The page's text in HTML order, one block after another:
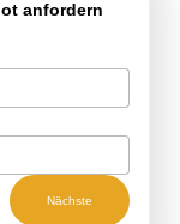
anfordern
Nächste